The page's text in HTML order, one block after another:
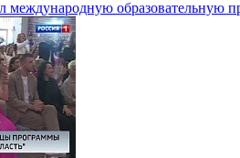
международную образовательную